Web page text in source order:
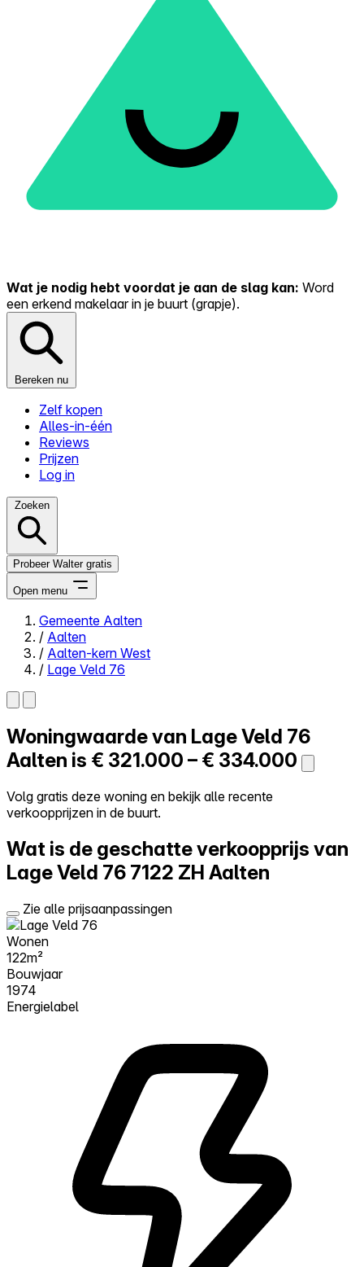
Wat je nodig hebt voordat je aan de slag kan: Word
een erkend makelaar in je buurt (grapje).
Bereken nu
Zelf kopen
Alles-in-één
Reviews
Prijzen
Log in
Zoeken
Probeer Walter gratis
Open menu
Close menu
Zelf kopen
Alles-in-één
Reviews
Log in
Gemeente Aalten
/ Aalten
/ Aalten-kern West
/ Lage Veld 76
Woningwaarde van Lage Veld 76
Aalten is € 321.000 – € 334.000
Volg gratis deze woning en bekijk alle recente
verkoopprijzen in de buurt.
Wat is de geschatte verkoopprijs van
Lage Veld 76 7122 ZH Aalten
Zie alle prijsaanpassingen
Wonen
122m²
Bouwjaar
1974
Energielabel